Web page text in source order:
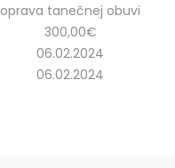
oprava tanečnej obuvi
300,00€
06.02.2024
06.02.2024